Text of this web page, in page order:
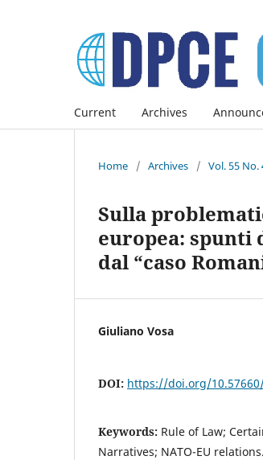
Current Archives
Home / Archives / Vol. 55 No.
Sulla
europea:
dal “caso
Giuliano Vosa
DOI: https://doi.org/
Keywords: Rule of Law;
Narratives; NATO-EU relations.